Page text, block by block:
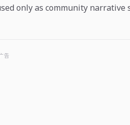
only as community narrative
告